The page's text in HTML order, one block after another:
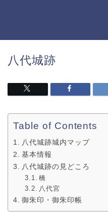
八代城跡
Table of Contents
八代城跡城内マップ
基本情報
八代城跡の見どころ
橋
八代宮
御朱印・御朱印帳